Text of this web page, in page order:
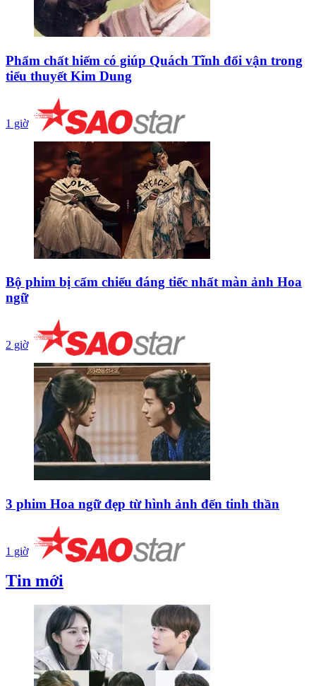
Phẩm chất hiếm có giúp Quách Tĩnh đổi vận trong
tiểu thuyết Kim Dung
1 giờ
Bộ phim bị cấm chiếu đáng tiếc nhất màn ảnh Hoa
ngữ
2 giờ
3 phim Hoa ngữ đẹp từ hình ảnh đến tinh thần
1 giờ
Tin mới